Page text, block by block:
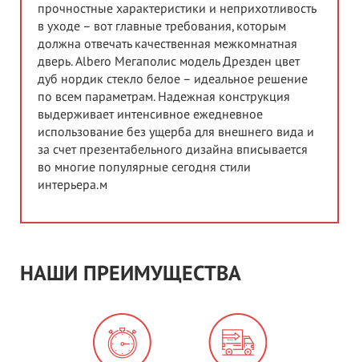
прочностные характеристики и неприхотливость
в уходе – вот главные требования, которым
должна отвечать качественная межкомнатная
дверь. Albero Мегаполис модель Дрезден цвет
дуб нордик стекло белое – идеальное решение
по всем параметрам. Надежная конструкция
выдерживает интенсивное ежедневное
использование без ущерба для внешнего вида и
за счет презентабельного дизайна вписывается
во многие популярные сегодня стили
интерьера.м
НАШИ ПРЕИМУЩЕСТВА